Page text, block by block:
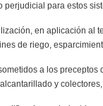
perjudicial para estos
en aplicación al
de riego,
a los
y